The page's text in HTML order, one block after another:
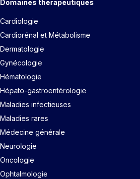
Domaines thérapeutiques
Cardiologie
Cardiorénal et Métabolisme
Dermatologie
Gynécologie
Hématologie
Hépato-gastroentérologie
Maladies infectieuses
Maladies rares
Médecine générale
Neurologie
Oncologie
Ophtalmologie